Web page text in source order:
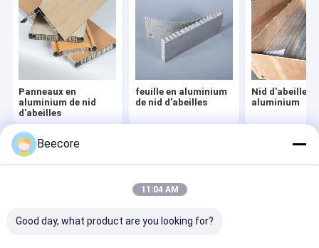
Panneaux en
aluminium de nid
d'abeilles
feuille en aluminium
de nid d'abeilles
Nid d'abeilles
aluminium
nous
nous
Site
Plan du site
Privacy Policy
Ltd. All Rights Reserved.
Beecore
11:04 AM
Good day, what product are you looking for?